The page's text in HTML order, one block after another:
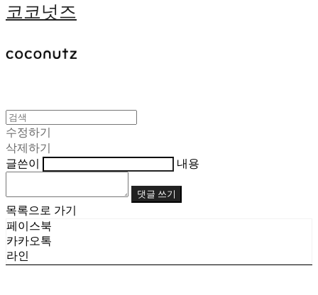
코코넛즈
수정하기
삭제하기
글쓴이
내용
댓글 쓰기
목록으로 가기
페이스북
카카오톡
라인